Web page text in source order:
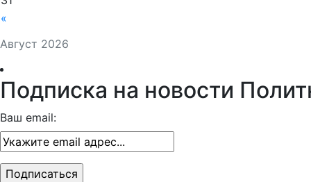
Август 2026
«
Подписка на новости
Ваш email: